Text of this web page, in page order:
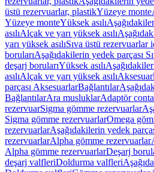
üstü rezervuarlar, plastikYüzeye monte
Yüzeye monteYüksek asılı
asılıAlçak ve yarı yüksek asılı
yarı yüksek asılıSıva üstü rezervuarlar
borularıAşağıdakilerin yedek parçası
deşarj borularıYüksek asılı
asılıAlçak ve yarı yüksek asılı
parçası AksesuarlarBağlantılar
BağlantılarAra musluklarAdaptör
rezervuarSigma gömme rezervuarlar
Sigma gömme rezervuarlarOmega
rezervuarlarAşağıdakilerin yedek
rezervuarlarAlpha gömme rezervuarlar
Alpha gömme rezervuarlarDeşarj
deşarj valfleriDoldurma valfleri